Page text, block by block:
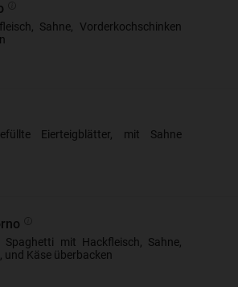
Sahne, Vorderkochschinken
Eierteigblätter, mit Sahne
Spaghetti mit Hackfleisch, Sahne,
und Käse überbacken